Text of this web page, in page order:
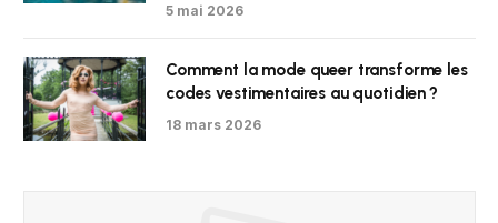
5 mai 2026
Comment la mode queer transforme les
codes vestimentaires au quotidien ?
18 mars 2026